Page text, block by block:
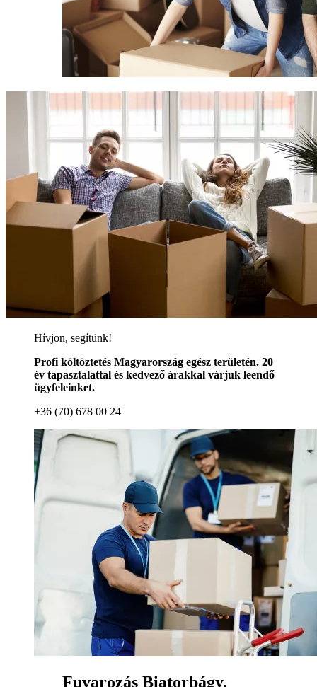
Hívjon, segítünk!
Profi költöztetés Magyarország egész területén. 20
év tapasztalattal és kedvező árakkal várjuk leendő
ügyfeleinket.
+36 (70) 678 00 24
Fuvarozás Biatorbágy,